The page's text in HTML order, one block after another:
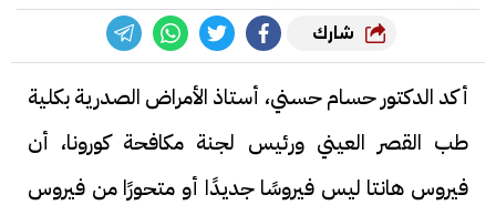
شارك
أكد الدكتور حسام حسني، أستاذ الأمراض الصدرية بكلية
طب القصر العيني ورئيس لجنة مكافحة كورونا، أن
فيروس هانتا ليس فيروسًا جديدًا أو متحورًا من فيروس